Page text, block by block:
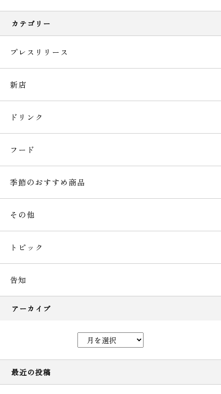
カテゴリー
プレスリリース
新店
ドリンク
フード
季節のおすすめ商品
その他
トピック
告知
アーカイブ
最近の投稿